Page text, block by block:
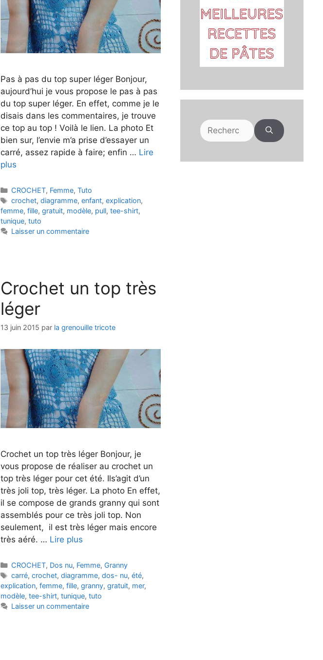
Pas à pas du top super léger Bonjour,
aujourd’hui je vous propose le pas à pas
du top super léger. En effet, comme je le
disais dans les commentaires, je trouve
ce top au top ! Voilà le lien. La photo Et
bien sur, l’envie m’a prise d’essayer un
carré, assez rapide à faire; enfin … Lire
plus
Catégories
CROCHET, Femme, Tuto
Étiquettes
crochet, diagramme, enfant, explication,
femme, fille, gratuit, modèle, pull, tee-shirt,
tunique, tuto
Laisser un commentaire
Crochet un top très
léger
13 juin 2015 par la grenouille tricote
Crochet un top très léger Bonjour, je
vous propose de réaliser au crochet un
top très léger pour cet été. Ils’agit d’un
très joli top, très léger. La photo En effet,
il se compose de grands granny qui sont
assemblés pour ce très joli top. Non
seulement, il est très léger mais encore
très aéré. … Lire plus
Catégories
CROCHET, Dos nu, Femme, Granny
Étiquettes
carré, crochet, diagramme, dos- nu, été,
explication, femme, fille, granny, gratuit, mer,
modèle, tee-shirt, tunique, tuto
Laisser un commentaire
Rechercher :